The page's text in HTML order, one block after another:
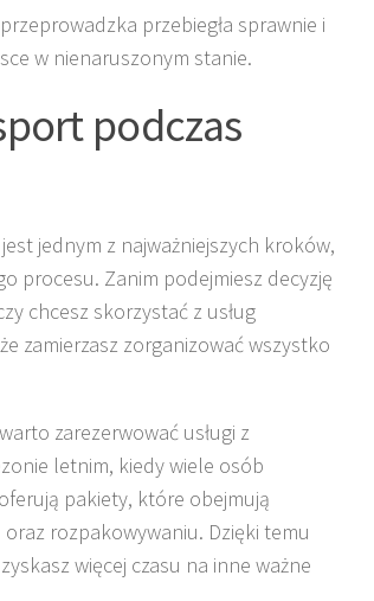
przebiegła sprawnie i
w nienaruszonym stanie.
podczas
jednym z najważniejszych kroków,
procesu. Zanim podejmiesz decyzję
chcesz skorzystać z usług
zamierzasz zorganizować wszystko
zarezerwować usługi z
letnim, kiedy wiele osób
pakiety, które obejmują
rozpakowywaniu. Dzięki temu
więcej czasu na inne ważne